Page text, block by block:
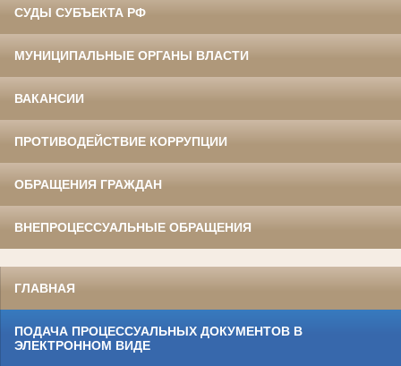
СУДЫ СУБЪЕКТА РФ
МУНИЦИПАЛЬНЫЕ ОРГАНЫ ВЛАСТИ
ВАКАНСИИ
ПРОТИВОДЕЙСТВИЕ КОРРУПЦИИ
ОБРАЩЕНИЯ ГРАЖДАН
ВНЕПРОЦЕССУАЛЬНЫЕ ОБРАЩЕНИЯ
ГЛАВНАЯ
ПОДАЧА ПРОЦЕССУАЛЬНЫХ ДОКУМЕНТОВ В
ЭЛЕКТРОННОМ ВИДЕ